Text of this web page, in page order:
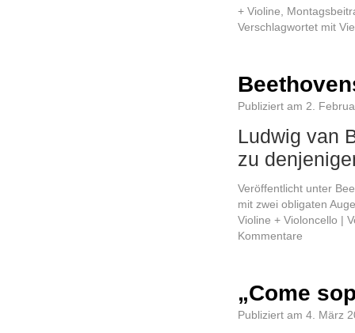
+ Violine
Verschlagwortet mit
Publiziert am 2.
Ludwig van
zu
Veröffentlicht unter
mit zwei obligaten
Violine + Violoncello |
Kommentare
„Come
Publiziert am 4. März